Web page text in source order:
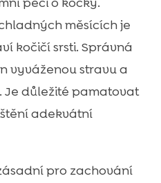
měsících je
kočičí srsti. Správná
vyváženou stravu a
důležité pamatovat
adekvátní
pro zachování